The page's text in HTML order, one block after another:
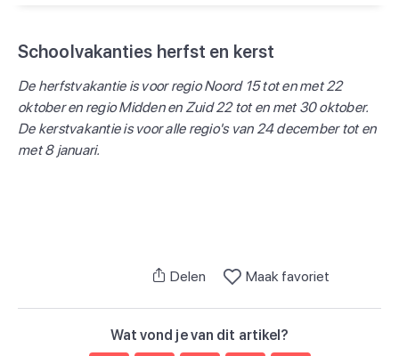
Schoolvakanties herfst en kerst
De herfstvakantie is voor regio Noord 15 tot en met 22
oktober en regio Midden en Zuid 22 tot en met 30 oktober.
De kerstvakantie is voor alle regio's van 24 december tot en
met 8 januari.
Delen Maak favoriet
Wat vond je van dit artikel?